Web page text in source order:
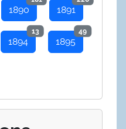
1890 1891
1894
13
1895
49